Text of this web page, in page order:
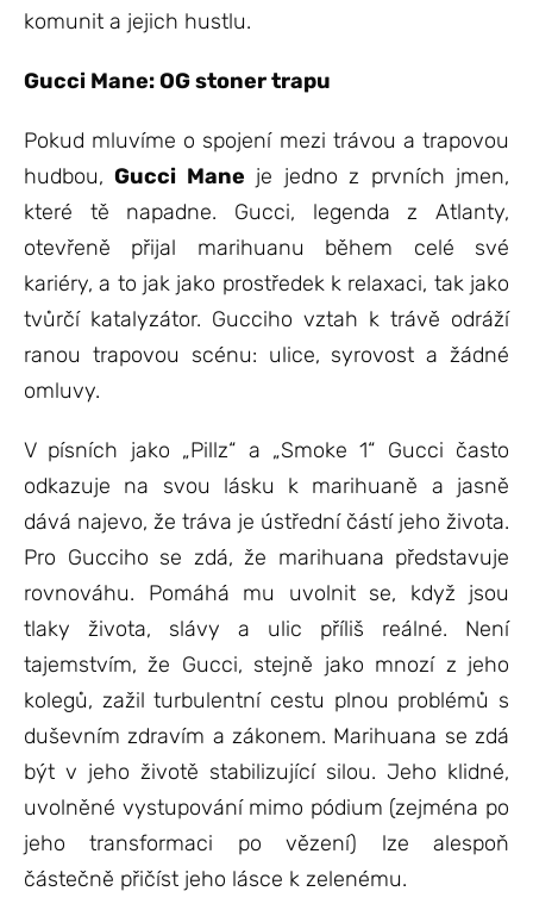
komunit a jejich hustlu.
Gucci Mane: OG stoner trapu
Pokud mluvíme o spojení mezi trávou a trapovou
hudbou,Gucci Mane je jedno z prvních jmen,
které tě napadne. Gucci, legenda z Atlanty,
otevřeně přijal marihuanu během celé své
kariéry, a to jak jako prostředek k relaxaci, tak jako
tvůrčí katalyzátor. Gucciho vztah k trávě odráží
ranou trapovou scénu: ulice, syrovost a žádné
omluvy.
V písních jako „Pillz“ a „Smoke 1“ Gucci často
odkazuje na svou lásku k marihuaně a jasně
dává najevo, že tráva je ústřední částí jeho života.
Pro Gucciho se zdá, že marihuana představuje
rovnováhu. Pomáhá mu uvolnit se, když jsou
tlaky života, slávy a ulic příliš reálné. Není
tajemstvím, že Gucci, stejně jako mnozí z jeho
kolegů, zažil turbulentní cestu plnou problémů s
duševním zdravím a zákonem. Marihuana se zdá
být v jeho životě stabilizující silou. Jeho klidné,
uvolněné vystupování mimo pódium (zejména po
jeho transformaci po vězení) lze alespoň
částečně přičíst jeho lásce k zelenému.